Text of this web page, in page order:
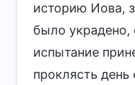
историю Иова,
было украдено,
испытание
проклясть